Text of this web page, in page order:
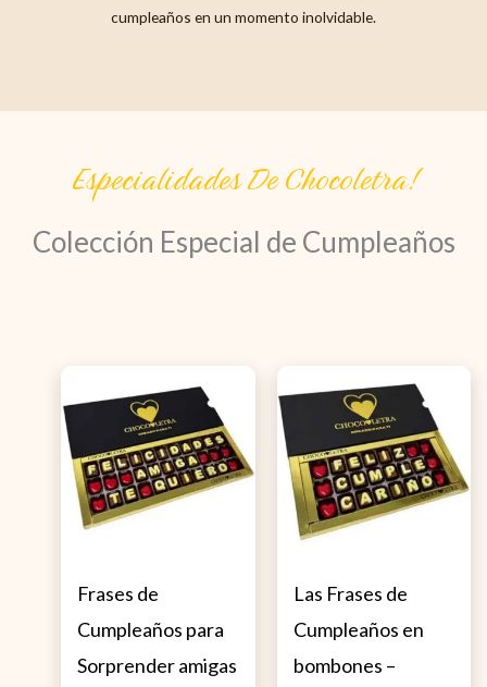
cumpleaños en un momento inolvidable.
Especialidades De Chocoletra!
Colección Especial de Cumpleaños
Frases de
Cumpleaños para
Sorprender amigas
Las Frases de
Cumpleaños en
bombones –